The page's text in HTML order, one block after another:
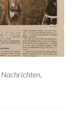
Nachrichten.